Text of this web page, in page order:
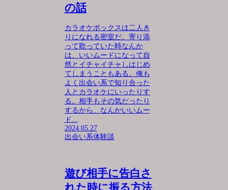
の話
カラオケボックスは二人き
りになれる密室だ。寄り添
って歌っていた時なんか
は、いいムードになって自
然とイチャイチャしはじめ
てしまうこともある。俺も
よく出会い系で知り合った
人とカラオケにいったりす
る。相手もその気だったり
するから、なんかいいムー
ド...
2024.05.27
出会い系体験談
遊び相手に告白さ
れた時に振る方法